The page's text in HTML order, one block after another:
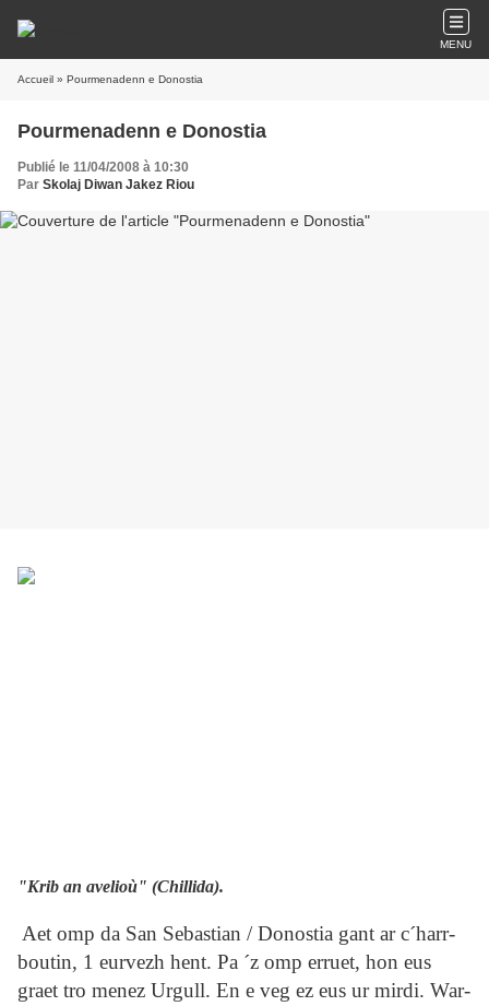
MENU
Accueil » Pourmenadenn e Donostia
Pourmenadenn e Donostia
Publié le 11/04/2008 à 10:30
Par Skolaj Diwan Jakez Riou
"Krib an avelioù" (Chillida).
Aet omp da San Sebastian / Donostia gant ar c´harr-
boutin, 1 eurvezh hent. Pa ´z omp erruet, hon eus
graet tro menez Urgull. En e veg ez eus ur mirdi. War-